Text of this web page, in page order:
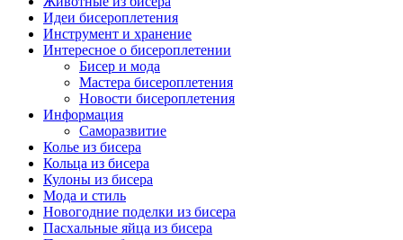
Идеи бисероплетения
Инструмент и хранение
Интересное о бисероплетении
Бисер и мода
Мастера бисероплетения
Новости бисероплетения
Информация
Саморазвитие
Колье из бисера
Кольца из бисера
Кулоны из бисера
Мода и стиль
Новогодние поделки из бисера
Пасхальные яйца из бисера